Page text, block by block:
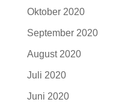
Oktober 2020
September 2020
August 2020
Juli 2020
Juni 2020